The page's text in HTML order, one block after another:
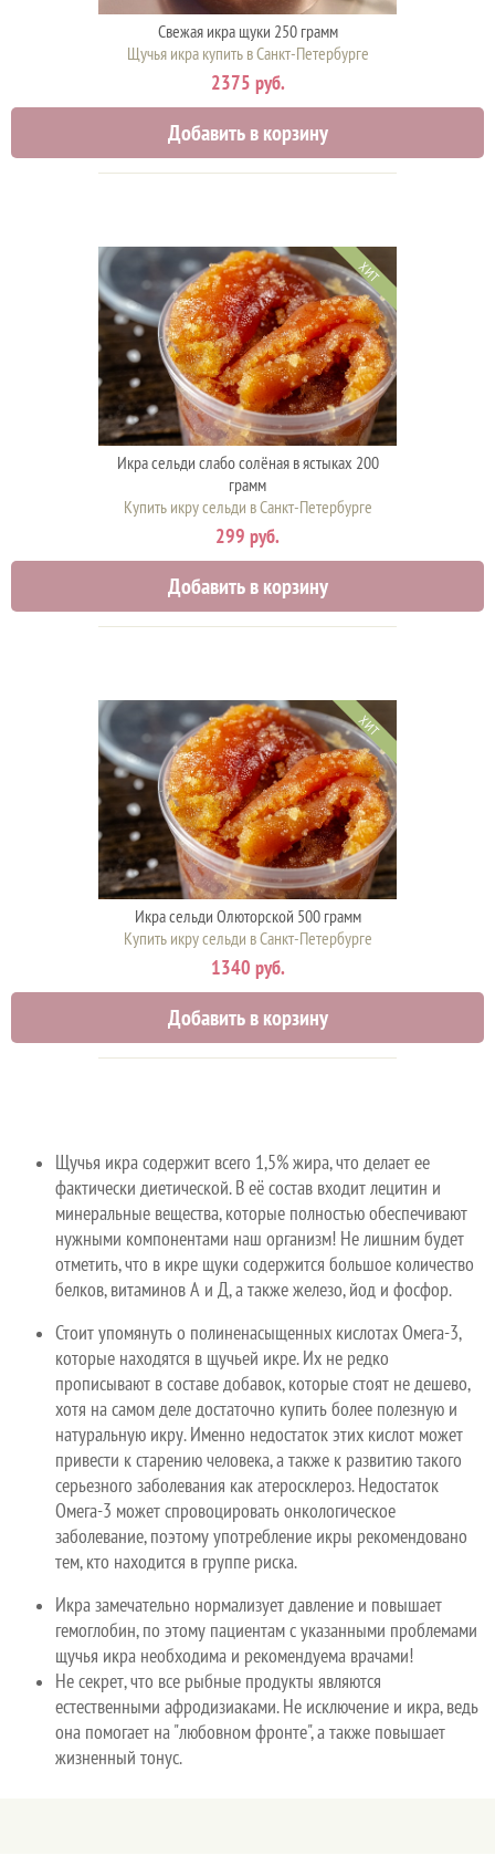
Свежая икра щуки 250 грамм
Щучья икра купить в Санкт-Петербурге
2375 руб.
Добавить в корзину
ХИТ
Икра сельди слабо солёная в ястыках 200
грамм
Купить икру сельди в Санкт-Петербурге
299 руб.
Добавить в корзину
ХИТ
Икра сельди Олюторской 500 грамм
Купить икру сельди в Санкт-Петербурге
1340 руб.
Добавить в корзину
Щучья икра содержит всего 1,5% жира, что делает ее
фактически диетической. В её состав входит лецитин и
минеральные вещества, которые полностью обеспечивают
нужными компонентами наш организм! Не лишним будет
отметить, что в икре щуки содержится большое количество
белков, витаминов А и Д, а также железо, йод и фосфор.
Стоит упомянуть о полиненасыщенных кислотах Омега-3,
которые находятся в щучьей икре. Их не редко
прописывают в составе добавок, которые стоят не дешево,
хотя на самом деле достаточно купить более полезную и
натуральную икру. Именно недостаток этих кислот может
привести к старению человека, а также к развитию такого
серьезного заболевания как атеросклероз. Недостаток
Омега-3 может спровоцировать онкологическое
заболевание, поэтому употребление икры рекомендовано
тем, кто находится в группе риска.
Икра замечательно нормализует давление и повышает
гемоглобин, по этому пациентам с указанными проблемами
щучья икра необходима и рекомендуема врачами!
Не секрет, что все рыбные продукты являются
естественными афродизиаками. Не исключение и икра, ведь
она помогает на "любовном фронте", а также повышает
жизненный тонус.